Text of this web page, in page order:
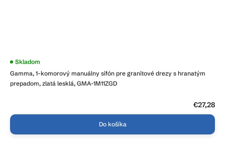
Gamma, 1-komorový manuálny sifón pre granitové drezy s hranatým
prepadom, zlatá lesklá, GMA-1M11ZGD
Skladom
€27,28
Do košíka